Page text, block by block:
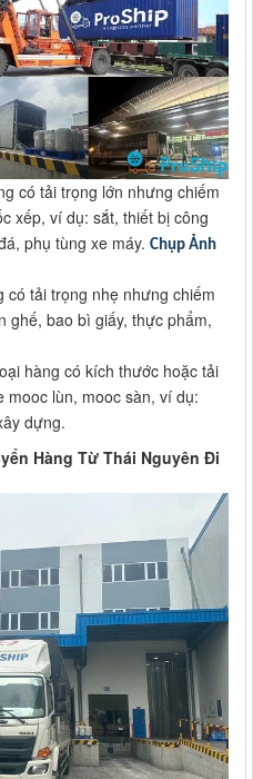
có tải trọng lớn nhưng chiếm
xếp, ví dụ: sắt, thiết bị công
phụ tùng xe máy. Chụp Ảnh
có tải trọng nhẹ nhưng chiếm
ghế, bao bì giấy, thực phẩm,
hàng có kích thước hoặc tải
mooc lùn, mooc sàn, ví dụ:
dựng.
Hàng Từ Thái Nguyên Đi